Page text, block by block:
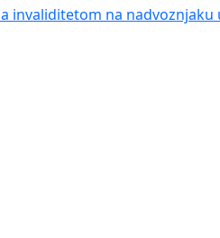
invaliditetom na nadvoznjaku